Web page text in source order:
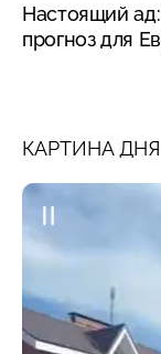
Настоящий
прогноз для
КАРТИНА ДНЯ